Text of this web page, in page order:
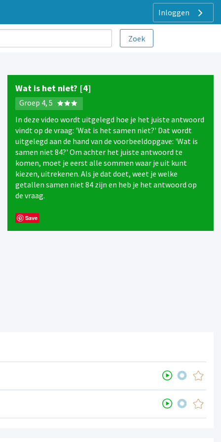
Inloggen
Wat is het niet? [4]
Groep 4, 5
In deze video wordt uitgelegd hoe je het juiste antwoord
vindt op de vraag: 'Wat is het samen niet?' Dat wordt
uitgelegd aan de hand van de voorbeeldopgave: 'Wat is
samen niet 84?' Om achter het juiste antwoord te
komen, moet je eerst alle sommen waar je uit kunt
kiezen, uitrekenen. Als je dat doet, weet je welke
getallen samen niet 84 zijn en heb je het antwoord op
de vraag.
Save